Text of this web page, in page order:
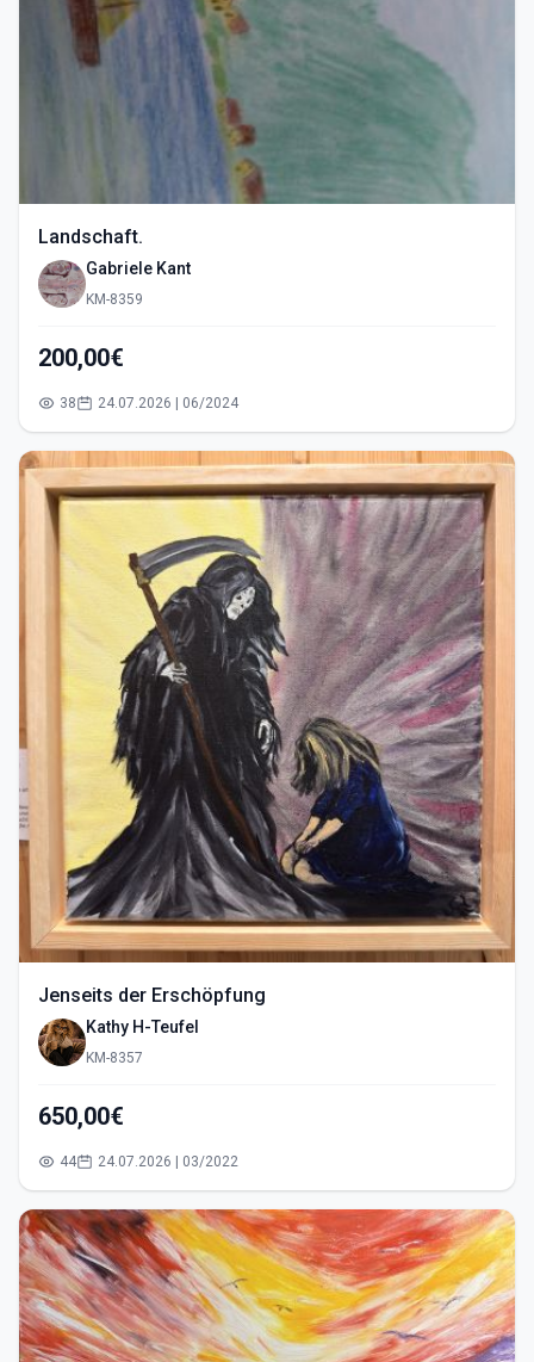
Landschaft.
Gabriele Kant
KM-8359
200,00€
38 24.07.2026 | 06/2024
Jenseits der Erschöpfung
Kathy H-Teufel
KM-8357
650,00€
44 24.07.2026 | 03/2022